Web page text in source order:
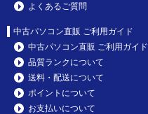
よくあるご質問
中古パソコン直販 ご利用ガイド
中古パソコン直販 ご利用ガイド
品質ランクについて
送料・配送について
ポイントについて
お支払いについて